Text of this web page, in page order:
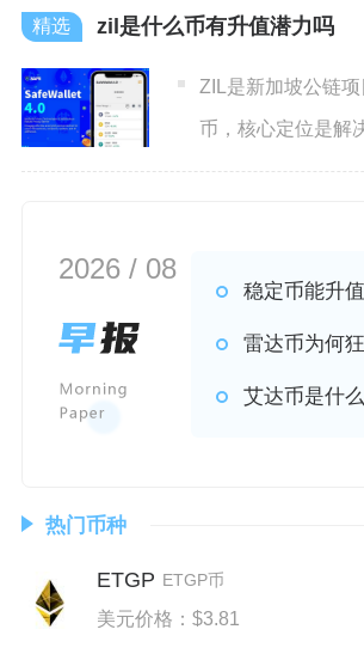
zil是什么币有升值潜力吗
ZIL是新加坡公链
币，核心定位是解
的高性能加密货
2026 / 08
稳定币能升
雷达币为何
艾达币是什
热门币种
ETGP ETGP币
美元价格：$3.81